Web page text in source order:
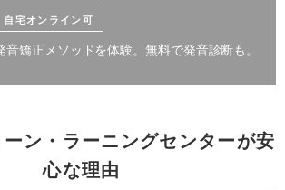
レッスン料金サンプル
64回 通学期間目安 7ヶ月
￥448,096
￥411,136
自宅オンライン可
音矯正メソッドを体験。無料で発音診断も。
ーン・ラーニングセンターが安
心な理由